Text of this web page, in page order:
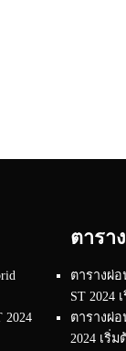
2024
ตารา
ตารางผ่อ
ST 2024
ตารางผ่อ
2024 เริ่